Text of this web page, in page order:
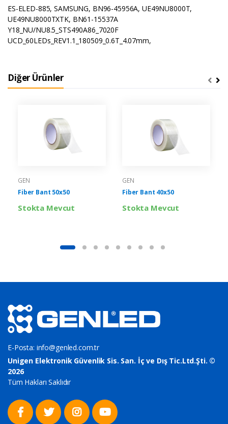
ES-ELED-885, SAMSUNG, BN96-45956A, UE49NU8000T,
UE49NU8000TXTK, BN61-15537A
Y18_NU/NU8.5_STS490A86_7020F
UCD_60LEDs_REV1.1_180509_0.6T_4.07mm,
Diğer Ürünler
GEN
Fiber Bant 50x50
Stokta Mevcut
GEN
Fiber Bant 40x50
Stokta Mevcut
E-Posta: info@genled.com.tr
Unigen Elektronik Güvenlik Sis. San. İç ve Dış Tic.Ltd.Şti. ©
2026
Tüm Hakları Saklıdır